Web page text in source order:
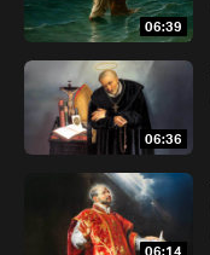
06:39
06:36
06:14